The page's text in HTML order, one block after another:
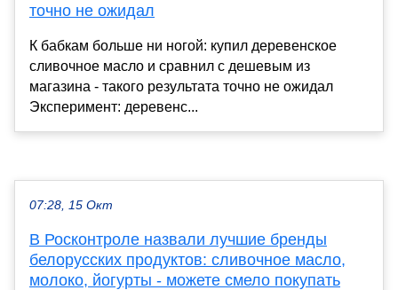
точно не ожидал
К бабкам больше ни ногой: купил деревенское
сливочное масло и сравнил с дешевым из
магазина - такого результата точно не ожидал
Эксперимент: деревенс...
07:28, 15 Окт
В Росконтроле назвали лучшие бренды
белорусских продуктов: сливочное масло,
молоко, йогурты - можете смело покупать